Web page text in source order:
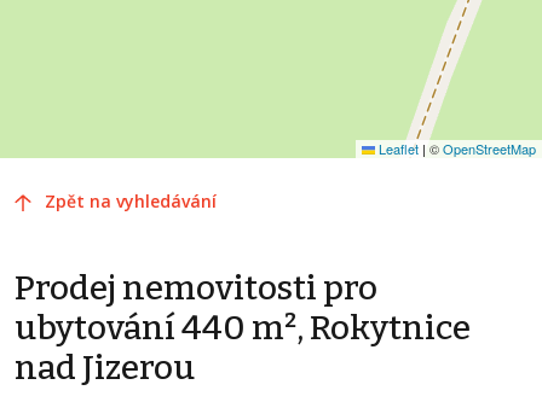
Leaflet | ©OpenStreetMap
Zpět na vyhledávání
Prodej nemovitosti pro
ubytování 440 m², Rokytnice
nad Jizerou